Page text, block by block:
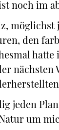
noch im
möglichst
den
nächsten
jeden
um